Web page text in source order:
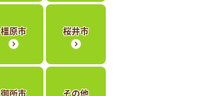
橿原市 桜井市
御所市 その他